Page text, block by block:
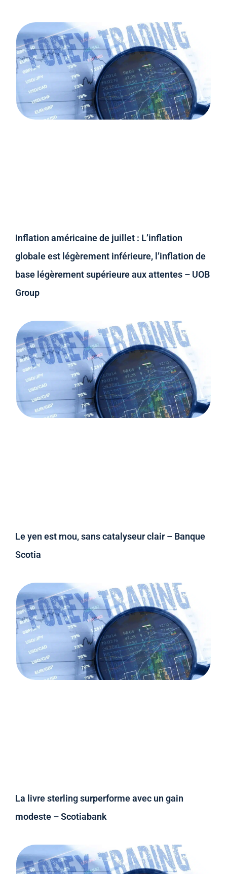
Inflation américaine de juillet : L’inflation
globale est légèrement inférieure, l’inflation de
base légèrement supérieure aux attentes – UOB
Group
Le yen est mou, sans catalyseur clair – Banque
Scotia
La livre sterling surperforme avec un gain
modeste – Scotiabank